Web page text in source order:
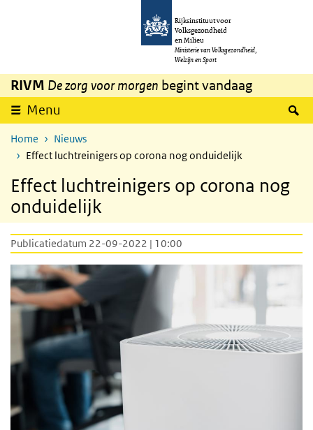
Overslaan en naar de inhoud gaan
Rijksinstituut voor
Volksgezondheid
en Milieu
Ministerie van Volksgezondheid,
Welzijn en Sport
RIVM De zorg voor morgen begint vandaag
Menu
Home
Nieuws
Effect luchtreinigers op corona nog onduidelijk
Effect luchtreinigers op corona nog
onduidelijk
Publicatiedatum 22-09-2022 | 10:00